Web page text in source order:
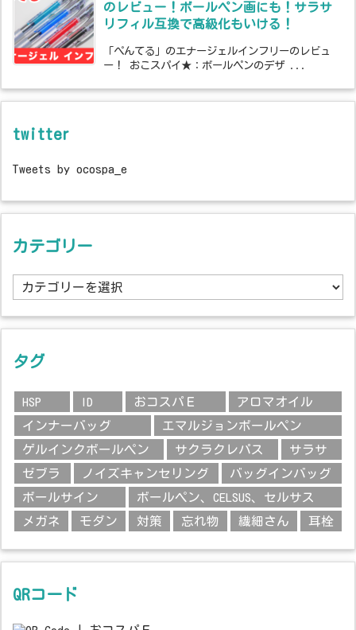
のレビュー！ボールペン画にも！サラサ
リフィル互換で高級化もいける！
「ぺんてる」のエナージェルインフリーのレビュ
ー！ おこスパイ★：ボールペンのデザ ...
twitter
Tweets by ocospa_e
カテゴリー
テ
リ
ー
タグ
HSP ID おコスパＥ
アロマオイル
インナーバッグ
エマルジョンボールペン
ゲルインクボールペン
サクラクレパス
サラサ
ゼブラ
ノイズキャンセリング
バッグインバッグ
ボールサイン
ボールペン、CELSUS、セルサス
メガネ
モダン 対策 忘れ物 繊細さん 耳栓
QRコード